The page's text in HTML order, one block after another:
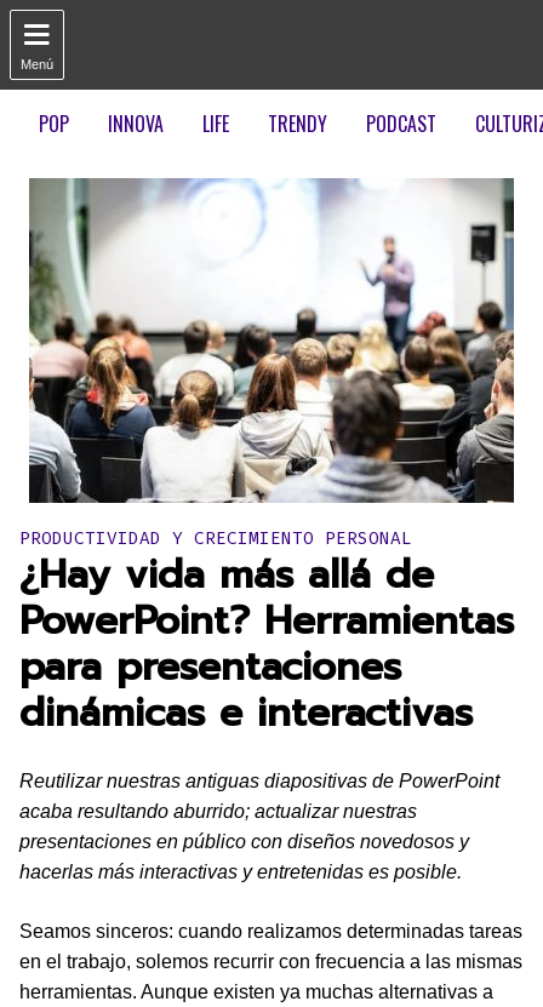

Menú
POP INNOVA LIFE TRENDY PODCAST
Publicado en:
PRODUCTIVIDAD Y CRECIMIENTO PERSONAL
¿Hay vida más allá de
PowerPoint? Herramientas
para presentaciones
dinámicas e interactivas
Reutilizar nuestras antiguas diapositivas de PowerPoint
acaba resultando aburrido; actualizar nuestras
presentaciones en público con diseños novedosos y
hacerlas más interactivas y entretenidas es posible.
Seamos sinceros: cuando realizamos determinadas tareas
en el trabajo, solemos recurrir con frecuencia a las mismas
herramientas. Aunque existen ya muchas alternativas a